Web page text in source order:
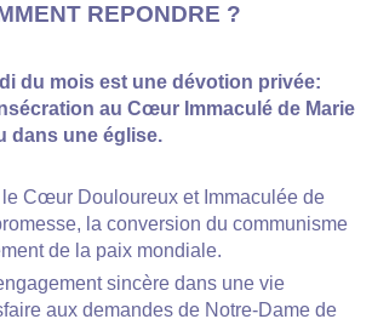
REPONDRE ?
du mois est une dévotion privée:
au Cœur Immaculé de Marie
dans une église.
le Cœur Douloureux et Immaculée de
la conversion du communisme
de la paix mondiale.
sincère dans une vie
aux demandes de Notre-Dame de